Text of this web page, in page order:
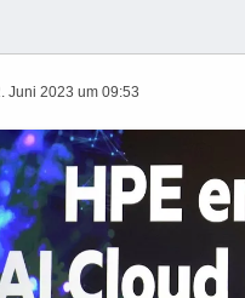
Juni 2023 um 09:53